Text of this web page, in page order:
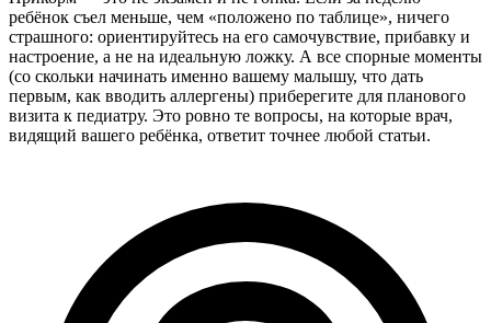
ребёнок съел меньше, чем «положено по таблице», ничего
страшного: ориентируйтесь на его самочувствие, прибавку и
настроение, а не на идеальную ложку. А все спорные моменты
(со скольки начинать именно вашему малышу, что дать
первым, как вводить аллергены) приберегите для планового
визита к педиатру. Это ровно те вопросы, на которые врач,
видящий вашего ребёнка, ответит точнее любой статьи.